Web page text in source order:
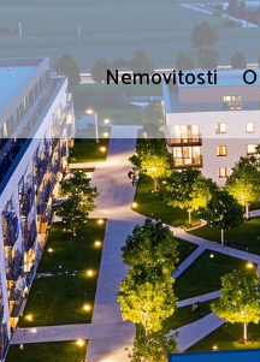
Nemovitosti